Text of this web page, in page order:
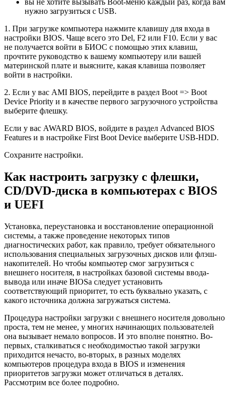
вы не хотите вызывать Boot-меню каждый раз, когда вам
нужно загрузиться с USB.
1. При загрузке компьютера нажмите клавишу для входа в
настройки BIOS. Чаще всего это Del, F2 или F10. Если у вас
не получается войти в БИОС с помощью этих клавиш,
прочтите руководство к вашему компьютеру или вашей
материнской плате и выясните, какая клавиша позволяет
войти в настройки.
2. Если у вас AMI BIOS, перейдите в раздел Boot => Boot
Device Priority и в качестве первого загрузочного устройства
выберите флешку.
Если у вас AWARD BIOS, войдите в раздел Advanced BIOS
Features и в настройке First Boot Device выберите USB-HDD.
Сохраните настройки.
Как настроить загрузку с флешки,
CD/DVD-диска в компьютерах с BIOS
и UEFI
Установка, переустановка и восстановление операционной
системы, а также проведение некоторых типов
диагностических работ, как правило, требует обязательного
использования специальных загрузочных дисков или флэш-
накопителей. Но чтобы компьютер смог загрузиться с
внешнего носителя, в настройках базовой системы ввода-
вывода или иначе BIOSa следует установить
соответствующий приоритет, то есть буквально указать, с
какого источника должна загружаться система.
Процедура настройки загрузки с внешнего носителя довольно
проста, тем не менее, у многих начинающих пользователей
она вызывает немало вопросов. И это вполне понятно. Во-
первых, сталкиваться с необходимостью такой загрузки
приходится нечасто, во-вторых, в разных моделях
компьютеров процедура входа в BIOS и изменения
приоритетов загрузки может отличаться в деталях.
Рассмотрим все более подробно.